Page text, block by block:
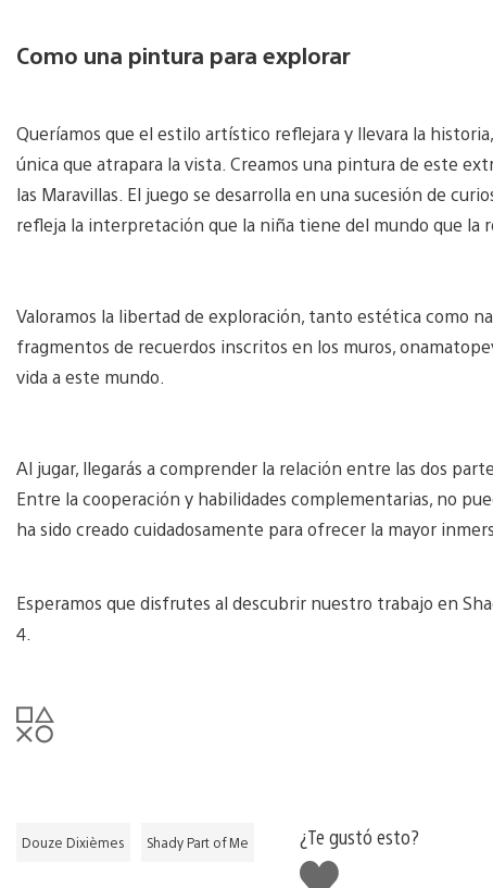
Como una pintura para explorar
Queríamos que el estilo artístico reflejara y llevara la
única que atrapara la vista. Creamos una pintura de este
las Maravillas. El juego se desarrolla en una sucesión de
refleja la interpretación que la niña tiene del mundo que la
Valoramos la libertad de exploración, tanto estética como
fragmentos de recuerdos inscritos en los muros,
vida a este mundo.
Al jugar, llegarás a comprender la relación entre las dos
Entre la cooperación y habilidades complementarias, no
ha sido creado cuidadosamente para ofrecer la mayor
Esperamos que disfrutes al descubrir nuestro trabajo en
4.
Douze Dixièmes Shady Part of Me
¿Te gustó esto?
Me